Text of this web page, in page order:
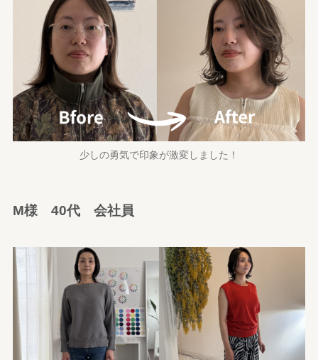
少しの勇気で印象が激変しました！
M様 40代 会社員